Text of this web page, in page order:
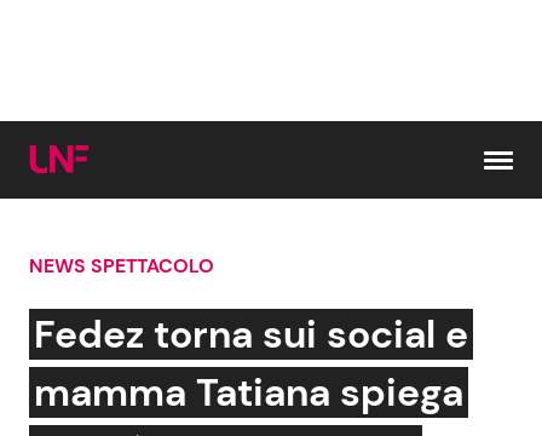
Cerca:
News e Cronaca
Attualità Italiana
Gossip e TV
Bellezze VIP
NEWS SPETTACOLO
Fedez torna sui social e
mamma Tatiana spiega